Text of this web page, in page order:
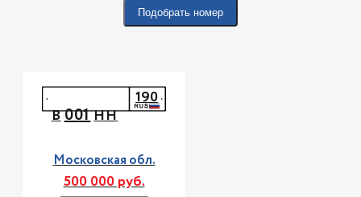
Подобрать номер
В001НН
190
Московская обл.
500 000 руб.